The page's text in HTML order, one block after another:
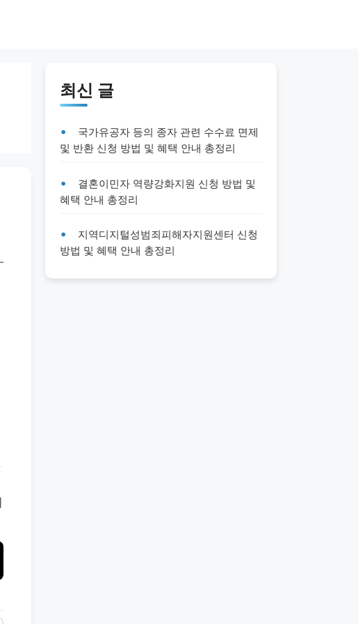
최신 글
국가유공자 등의 종자 관련 수수료 면제
및 반환 신청 방법 및 혜택 안내 총정리
결혼이민자 역량강화지원 신청 방법 및
혜택 안내 총정리
지역디지털성범죄피해자지원센터 신청
방법 및 혜택 안내 총정리